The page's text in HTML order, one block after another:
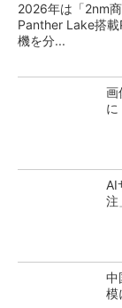
2026年は「2nm商
Panther Lake搭載
機を分...
画
に
AI
注
中
模